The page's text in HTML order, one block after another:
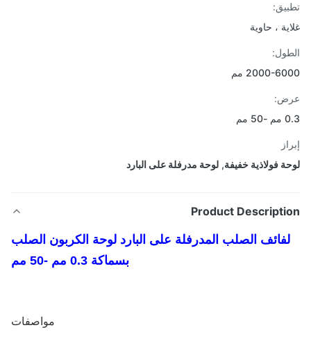
، حاوية
6000 مم
فولاذية خفيفة,لوحة مدرفلة على البارد
Product
الصلب المدرفلة على البارد لوحة الكربون الصلب
بسماكة 0.3 مم -50 مم
مواصفات